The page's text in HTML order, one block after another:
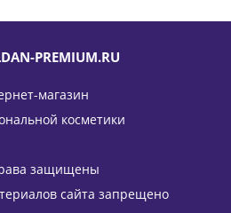
/шт 6 925руб.
1 039руб.
PREMIUM.RU
магазин
косметики
защищены
сайта запрещено